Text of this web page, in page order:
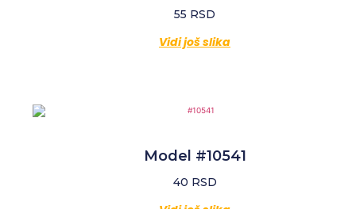
55 RSD
Vidi još slika
Model #10541
40 RSD